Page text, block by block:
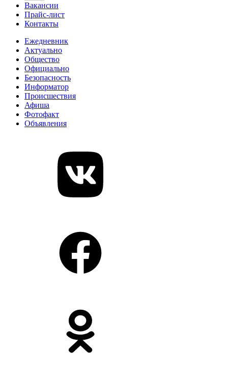
Вакансии
Прайс-лист
Контакты
Ежедневник
Актуально
Общество
Официально
Безопасность
Информатор
Происшествия
Афиша
Фотофакт
Объявления